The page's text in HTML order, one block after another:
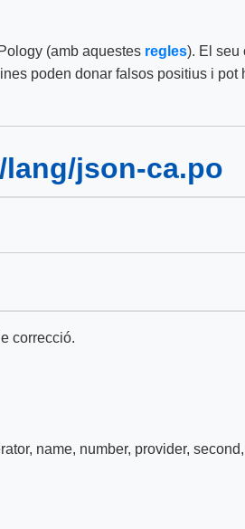
(amb aquestes regles). El seu
poden donar falsos positius i
json-ca.po
correcció.
, name, number, provider, second,